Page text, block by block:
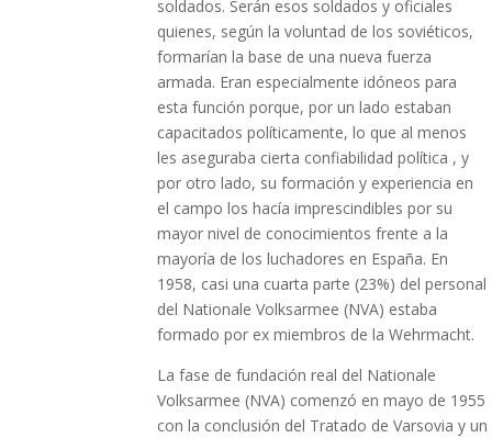
soldados. Serán esos soldados y oficiales
quienes, según la voluntad de los soviéticos,
formarían la base de una nueva fuerza
armada. Eran especialmente idóneos para
esta función porque, por un lado estaban
capacitados políticamente, lo que al menos
les aseguraba cierta confiabilidad política , y
por otro lado, su formación y experiencia en
el campo los hacía imprescindibles por su
mayor nivel de conocimientos frente a la
mayoría de los luchadores en España. En
1958, casi una cuarta parte (23%) del personal
del Nationale Volksarmee (NVA) estaba
formado por ex miembros de la Wehrmacht.
La fase de fundación real del Nationale
Volksarmee (NVA) comenzó en mayo de 1955
con la conclusión del Tratado de Varsovia y un